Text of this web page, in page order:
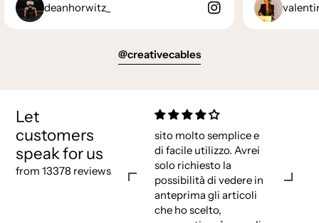
deanhorwitz_
@creativecables
Let
customers
speak for us
from 13378 reviews
sito molto semplice e
di facile utilizzo. Avrei
solo richiesto la
possibilità di vedere in
anteprima gli articoli
che ho scelto,